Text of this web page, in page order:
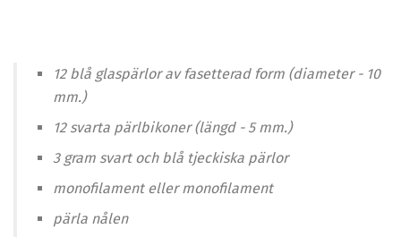
12 blå glaspärlor av fasetterad form (diameter - 10
mm.)
12 svarta pärlbikoner (längd - 5 mm.)
3 gram svart och blå tjeckiska pärlor
monofilament eller monofilament
pärla nålen